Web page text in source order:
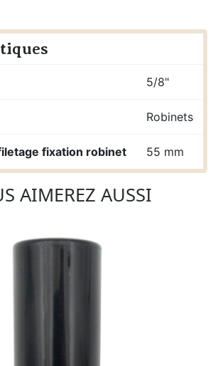
5/8"
Robinets
fixation robinet 55 mm
AIMEREZ AUSSI